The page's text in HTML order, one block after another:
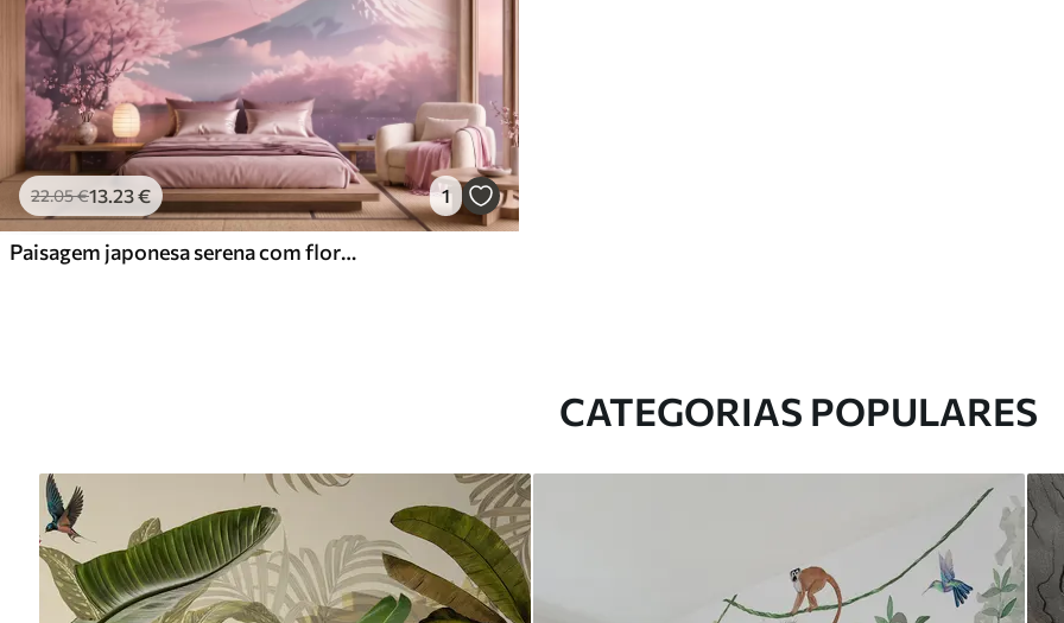
22.05€13.23€ 1
Paisagem japonesa serena com flores de cerejeira e um lago de montanha ao nascer do sol
CATEGORIAS POPULARES